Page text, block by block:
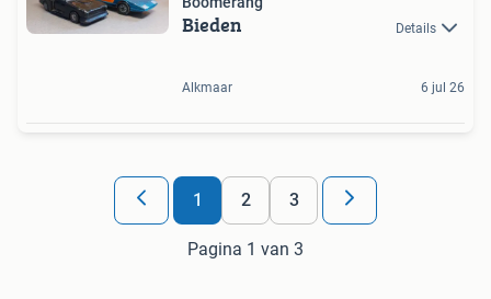
Bieden Details
Alkmaar 6 jul 26
1 2 3
Pagina 1 van 3